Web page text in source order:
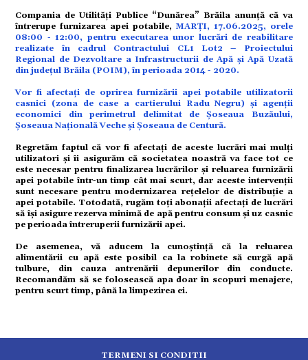
Compania de Utilități Publice “Dunărea” Brăila anunță că va
întrerupe furnizarea apei potabile, MARȚI, 17.06.2025, orele
08:00 - 12:00, pentru executarea unor lucrări de reabilitare
realizate în cadrul Contractului CL1 Lot2 – Proiectului
Regional de Dezvoltare a Infrastructurii de Apă și Apă Uzată
din județul Brăila (POIM), în perioada 2014 - 2020.
Vor fi afectați de oprirea furnizării apei potabile utilizatorii
casnici (zona de case a cartierului Radu Negru) și agenții
economici din perimetrul delimitat de Șoseaua Buzăului,
Șoseaua Națională Veche și Șoseaua de Centură.
Regretăm faptul că vor fi afectați de aceste lucrări mai mulți
utilizatori și îi asigurăm că societatea noastră va face tot ce
este necesar pentru finalizarea lucrărilor și reluarea furnizării
apei potabile într-un timp cât mai scurt, dar aceste intervenții
sunt necesare pentru modernizarea rețelelor de distribuție a
apei potabile. Totodată, rugăm toți abonații afectați de lucrări
să își asigure rezerva minimă de apă pentru consum și uz casnic
pe perioada întreruperii furnizării apei.
De asemenea, vă aducem la cunoștință că la reluarea
alimentării cu apă este posibil ca la robinete să curgă apă
tulbure, din cauza antrenării depunerilor din conducte.
Recomandăm să se folosească apa doar în scopuri menajere,
pentru scurt timp, până la limpezirea ei.
TERMENI SI CONDITII